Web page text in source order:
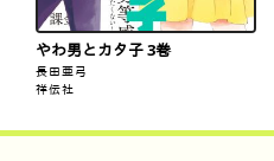
やわ男とカタ子 3巻
長田亜弓
祥伝社